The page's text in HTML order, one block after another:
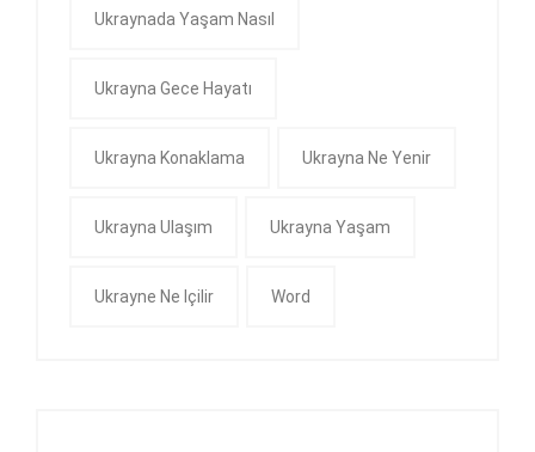
Ukraynada Yaşam Nasıl
Ukrayna Gece Hayatı
Ukrayna Konaklama Ukrayna Ne Yenir
Ukrayna Ulaşım Ukrayna Yaşam
Ukrayne Ne Içilir Word